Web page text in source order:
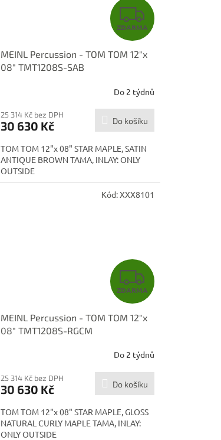
Z
D
A
R
M
A
ZDARMA
MEINL Percussion - TOM TOM 12"x
08" TMT1208S-SAB
Do 2 týdnů
25 314 Kč bez DPH
30 630 Kč Do košíku
TOM TOM 12"x 08" STAR MAPLE, SATIN
ANTIQUE BROWN TAMA, INLAY: ONLY
OUTSIDE
Z
D
A
R
M
A
ZDARMA
MEINL Percussion - TOM TOM 12"x
08" TMT1208S-RGCM
Do 2 týdnů
25 314 Kč bez DPH
30 630 Kč Do košíku
TOM TOM 12"x 08" STAR MAPLE, GLOSS
NATURAL CURLY MAPLE TAMA, INLAY:
ONLY OUTSIDE
Kód:XXX8101